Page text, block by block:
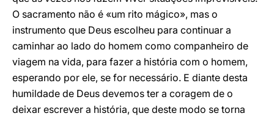
O sacramento não é «um rito mágico», mas o
instrumento que Deus escolheu para continuar a
caminhar ao lado do homem como companheiro de
viagem na vida, para fazer a história com o homem,
esperando por ele, se for necessário. E diante desta
humildade de Deus devemos ter a coragem de o
deixar escrever a história, que deste modo se torna